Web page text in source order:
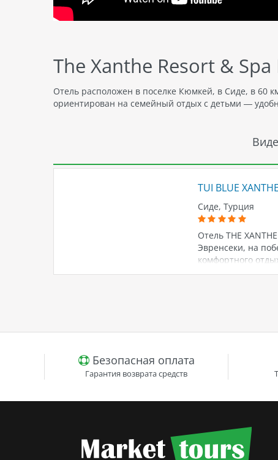
The Xanthe Resort &
Отель расположен в поселке Кюмкей, в Сиде, в 60
ориентирован на семейный отдых с детьми —
TUI BLUE
Сиде, Турция
Отель THE
Эвренсеки, на
комфортного
Безопасная оплата
Гарантия возврата средств